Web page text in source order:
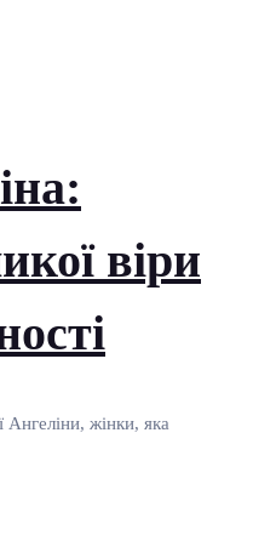
віри
Ангеліни, жінки, яка